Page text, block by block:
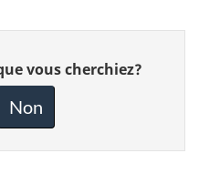
vous cherchiez?
Non